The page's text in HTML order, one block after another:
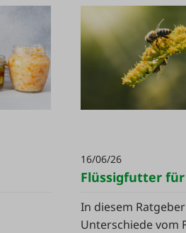
16/06/26
Flüssigfutter
In diesem
Unterschiede vom